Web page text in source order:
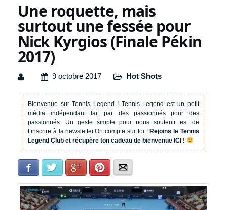
Une roquette, mais
surtout une fessée pour
Nick Kyrgios (Finale Pékin
2017)
9 octobre 2017 Hot Shots
Bienvenue sur Tennis Legend ! Tennis Legend est un petit
média indépendant fait par des passionnés pour des
passionnés. Un geste simple pour nous soutenir est de
t’inscrire à la newsletter.On compte sur toi !Rejoins le Tennis
Legend Club et récupère ton cadeau de bienvenue ICI !
Facebook Twitter Google+Pinterest